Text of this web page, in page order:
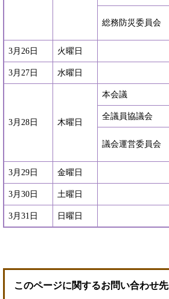
総務防災委員会
3月26日 火曜日
3月27日 水曜日
3月28日 木曜日
本会議
全議員協議会
議会運営委員会
3月29日 金曜日
3月30日 土曜日
3月31日 日曜日
このページに関するお問い合わせ先